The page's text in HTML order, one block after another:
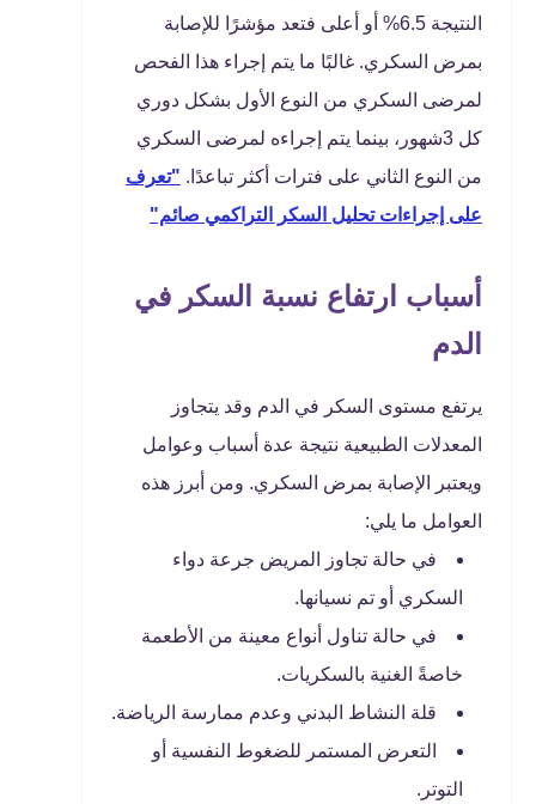
النتيجة 6.5% أو أعلى فتعد مؤشرًا للإصابة
بمرض السكري. غالبًا ما يتم إجراء هذا الفحص
لمرضى السكري من النوع الأول بشكل دوري
كل 3شهور، بينما يتم إجراءه لمرضى السكري
من النوع الثاني على فترات أكثر تباعدًا. "تعرف
على إجراءات تحليل السكر التراكمي صائم"
أسباب ارتفاع نسبة السكر في
الدم
يرتفع مستوى السكر في الدم وقد يتجاوز
المعدلات الطبيعية نتيجة عدة أسباب وعوامل
ويعتبر الإصابة بمرض السكري. ومن أبرز هذه
العوامل ما يلي:
في حالة تجاوز المريض جرعة دواء
السكري أو تم نسيانها.
في حالة تناول أنواع معينة من الأطعمة
خاصةً الغنية بالسكريات.
قلة النشاط البدني وعدم ممارسة الرياضة.
التعرض المستمر للضغوط النفسية أو
التوتر.